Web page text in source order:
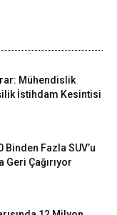
Mühendislik
İstihdam Kesintisi
Fazla SUV’u
Geri Çağırıyor